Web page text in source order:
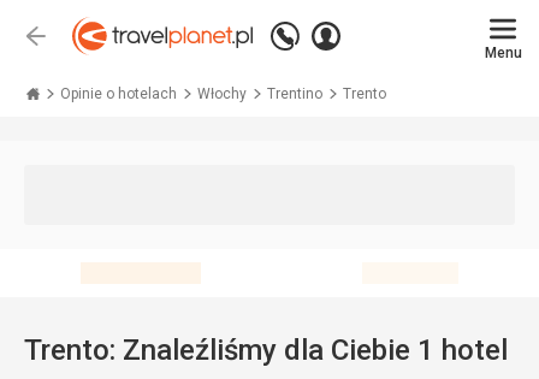
Wstecz
Zadzwoń
+48 71 771 76 55
Zaloguj
Menu
Opinie o hotelach Włochy Trentino Trento
Trento: Znaleźliśmy dla Ciebie 1 hotel